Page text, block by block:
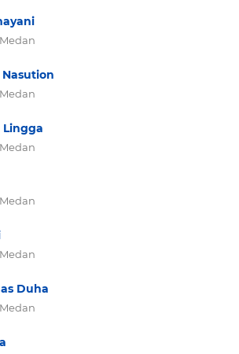
Lingga
Duha